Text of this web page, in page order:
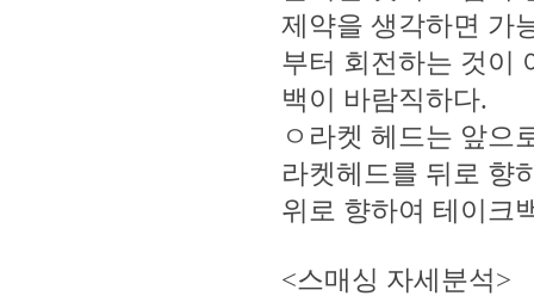
제약을 생각하면 가
부터 회전하는 것이
백이 바람직하다.
ㅇ라켓 헤드는 앞으
라켓헤드를 뒤로 향
위로 향하여 테이크
<스매싱 자세분석>